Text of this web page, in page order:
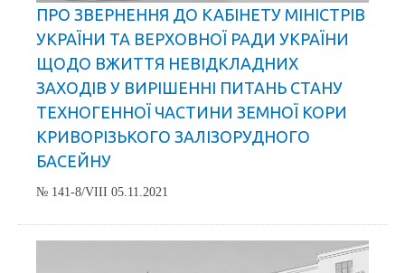
ПРО ЗВЕРНЕННЯ ДО КАБІНЕТУ МІНІСТРІВ
УКРАЇНИ ТА ВЕРХОВНОЇ РАДИ УКРАЇНИ
ЩОДО ВЖИТТЯ НЕВІДКЛАДНИХ
ЗАХОДІВ У ВИРІШЕННІ ПИТАНЬ СТАНУ
ТЕХНОГЕННОЇ ЧАСТИНИ ЗЕМНОЇ КОРИ
КРИВОРІЗЬКОГО ЗАЛІЗОРУДНОГО
БАСЕЙНУ
№ 141-8/VIII 05.11.2021